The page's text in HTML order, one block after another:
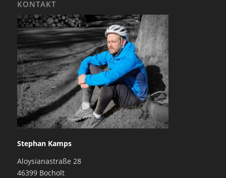
KONTAKT
Stephan Kamps
Aloysianastraße 28
46399 Bocholt